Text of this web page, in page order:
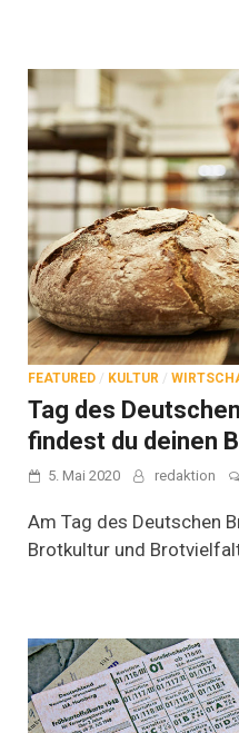
FEATURED / KULTUR /
Tag des
findest du deinen
5. Mai 2020 redaktion
Am Tag des Deutschen
Brotkultur und